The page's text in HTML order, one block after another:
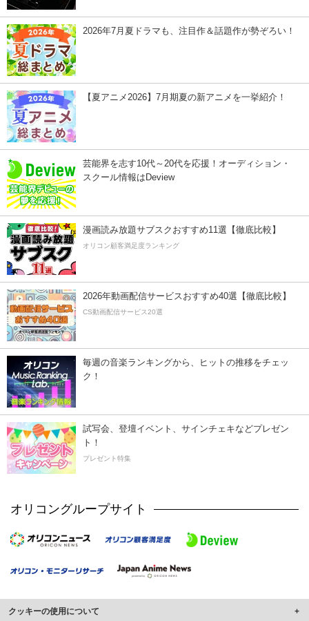
2026年7月夏ドラマも、注目作＆話題作が勢ぞろい！
【夏アニメ2026】7月期夏の新アニメを一挙紹介！
芸能界を志す10代～20代を応援！オーディション・
スクール情報はDeview
漫画読み放題サブスクおすすめ11選【徹底比較】
オリコン顧客満足度ランキング
2026年動画配信サービスおすすめ40選【徹底比較】
CS動画配信サービス20選
毎週の音楽ランキングから、ヒットの推移をチェッ
ク！
試写会、登壇イベント、サインチェキなどプレゼン
ト！
プレゼント特集
オリコングループサイト
クッキーの使用について